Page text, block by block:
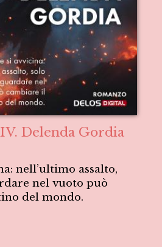
Delenda Gordia
nell’ultimo assalto,
nel vuoto può
del mondo.